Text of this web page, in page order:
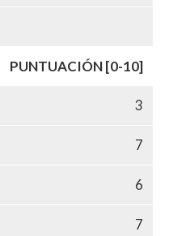
PUNTUACIÓN [0-10]
3
7
6
7